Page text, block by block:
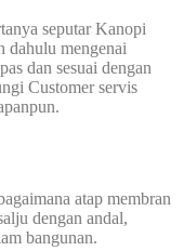
seputar Kanopi
dahulu mengenai
dan sesuai dengan
Customer servis
atap membran
dengan andal,
bangunan.